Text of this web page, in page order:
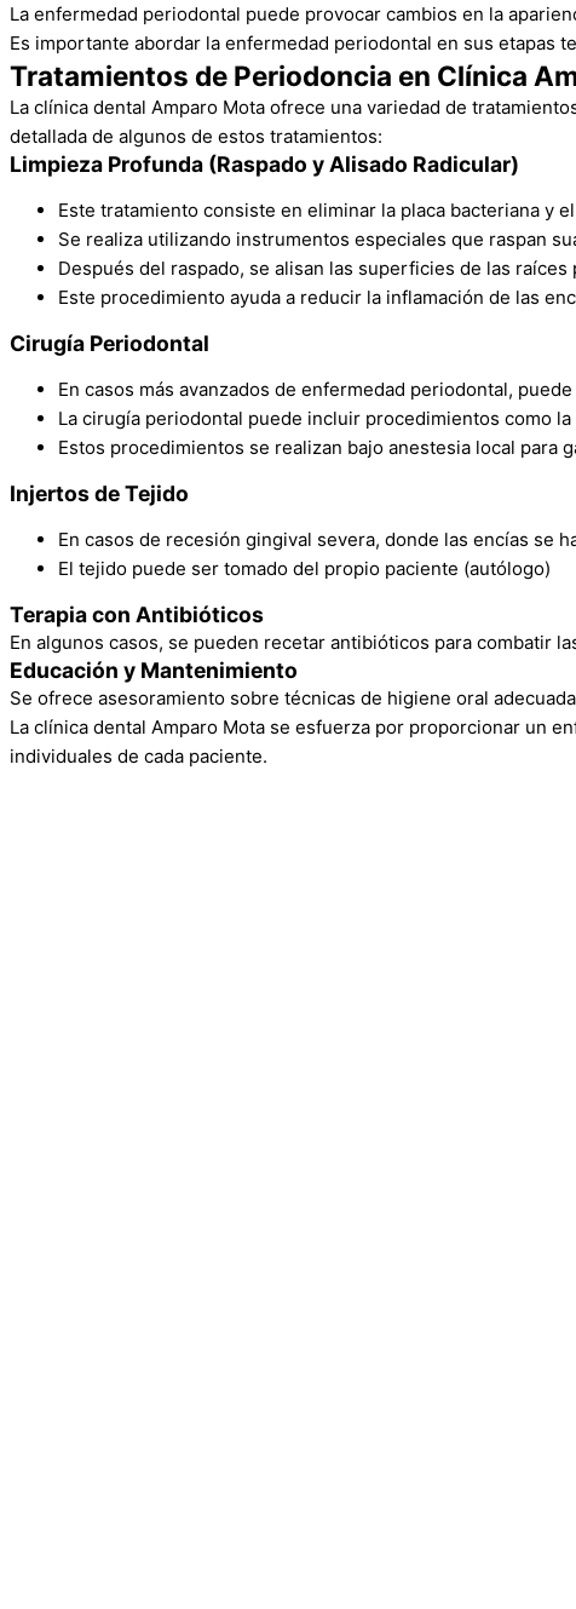
La enfermedad periodontal puede provocar cambios en la
Es importante abordar la enfermedad periodontal en sus etapas
Tratamientos de Periodoncia en Clínica
La clínica dental Amparo Mota ofrece una variedad de
detallada de algunos de estos tratamientos:
Limpieza Profunda (Raspado y Alisado Radicular)
Este tratamiento consiste en eliminar la placa bacteriana y
Se realiza utilizando instrumentos especiales que raspan
Después del raspado, se alisan las superficies de las
Este procedimiento ayuda a reducir la inflamación de las
Cirugía Periodontal
En casos más avanzados de enfermedad periodontal,
La cirugía periodontal puede incluir procedimientos como
Estos procedimientos se realizan bajo anestesia local para
Injertos de Tejido
En casos de recesión gingival severa, donde las encías se
El tejido puede ser tomado del propio paciente (autólogo)
Terapia con Antibióticos
En algunos casos, se pueden recetar antibióticos para combatir
Educación y Mantenimiento
Se ofrece asesoramiento sobre técnicas de higiene oral
La clínica dental Amparo Mota se esfuerza por proporcionar un
individuales de cada paciente.